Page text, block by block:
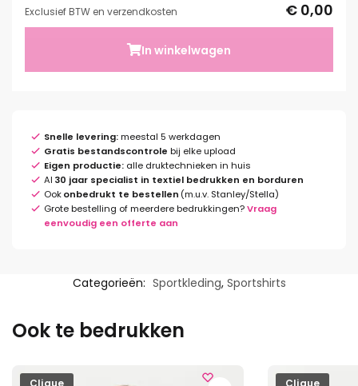
Exclusief BTW en verzendkosten € 0,00
In winkelwagen
Snelle levering:meestal 5 werkdagen
Gratis bestandscontrole bij elke upload
Eigen productie: alle druktechnieken in huis
Al 30 jaar specialist in textiel bedrukken en borduren
Ookonbedrukt te bestellen (m.u.v. Stanley/Stella)
Grote bestelling of meerdere bedrukkingen?Vraag
eenvoudig een offerte aan
Categorieën: Sportkleding, Sportshirts
Ook te bedrukken
Clique Clique